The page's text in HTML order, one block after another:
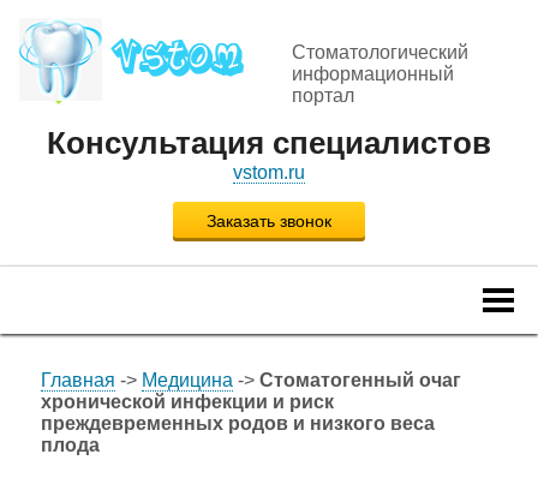
Стоматологический
информационный
портал
Консультация специалистов
vstom.ru
Заказать звонок
Главная -> Медицина -> Стоматогенный очаг
хронической инфекции и риск
преждевременных родов и низкого веса
плода